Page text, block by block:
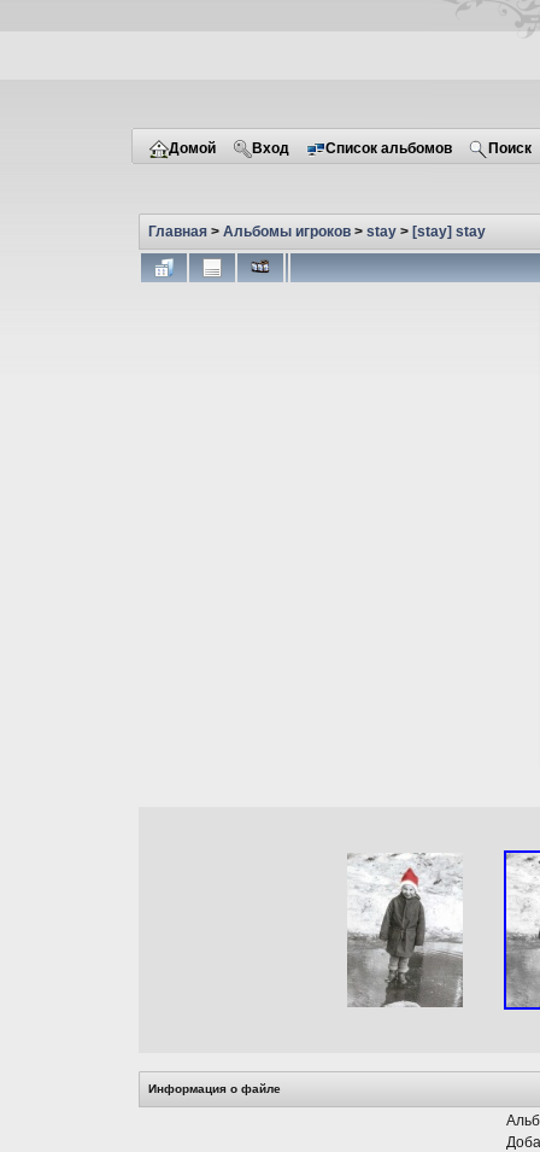
Домой Вход Список альбомов Поиск
Главная > Альбомы игроков > stay > [stay] stay
Информация о файле